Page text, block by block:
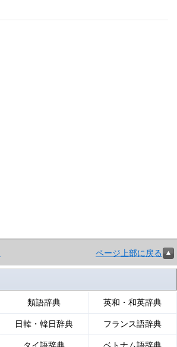
ページ上部に戻る
類語辞典 英和・和英辞典
日韓・韓日辞典 フランス語辞典